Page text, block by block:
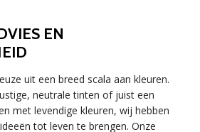
EN
uit een breed scala aan kleuren.
neutrale tinten of juist een
met levendige kleuren, wij hebben
tot leven te brengen. Onze